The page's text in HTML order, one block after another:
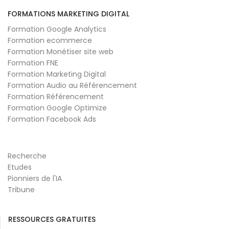
FORMATIONS MARKETING DIGITAL
Formation Google Analytics
Formation ecommerce
Formation Monétiser site web
Formation FNE
Formation Marketing Digital
Formation Audio au Référencement
Formation Référencement
Formation Google Optimize
Formation Facebook Ads
Recherche
Etudes
Pionniers de l'IA
Tribune
RESSOURCES GRATUITES